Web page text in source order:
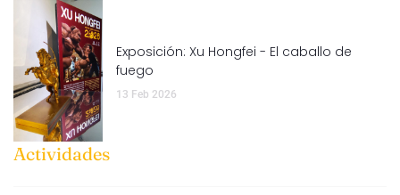
Exposición: Xu Hongfei - El caballo de
fuego
13 Feb 2026
Actividades